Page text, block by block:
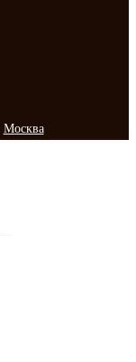
Москва